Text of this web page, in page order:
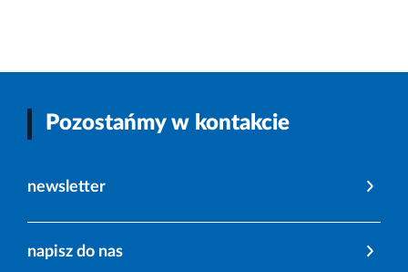
Pozostańmy w kontakcie
newsletter
napisz do nas